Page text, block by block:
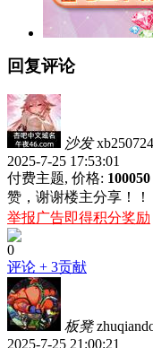
回复评论
沙发
2025-7-25 17:53:01
付费主题, 价格:
赞，谢谢楼主分享！！
举报广告即得积分奖励
0
评论 + 3贡献
板凳
2025-7-25 21:00:21